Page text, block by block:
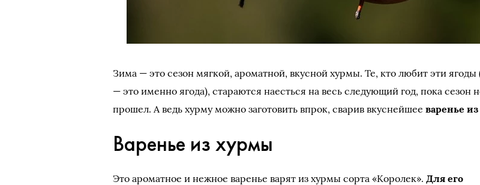
Зима — это сезон мягкой, ароматной, вкусной хурмы. Те, кто любит эти ягоды
— это именно ягода), стараются наесться на весь следующий год, пока сезон
прошел. А ведь хурму можно заготовить впрок, сварив вкуснейшееваренье
Варенье из хурмы
Это ароматное и нежное варенье варят из хурмы сорта «Королек».Для его